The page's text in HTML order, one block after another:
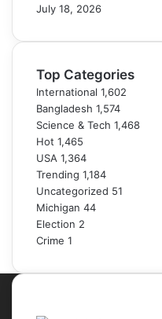
July 18, 2026
Top Categories
International 1,602
Bangladesh 1,574
Science & Tech 1,468
Hot 1,465
USA 1,364
Trending 1,184
Uncategorized 51
Michigan 44
Election 2
Crime 1